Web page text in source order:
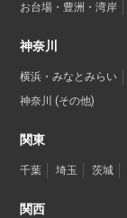
お台場・豊洲・湾岸
神奈川
横浜・みなとみらい
神奈川 (その他)
関東
千葉 埼玉 茨城
関西